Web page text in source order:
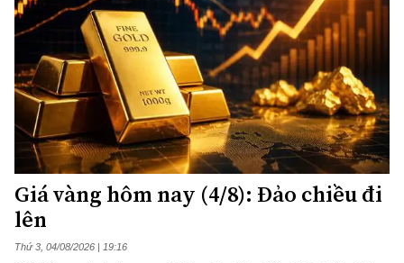
Giá vàng hôm nay (4/8): Đảo chiều đi
lên
Thứ 3, 04/08/2026 | 19:16